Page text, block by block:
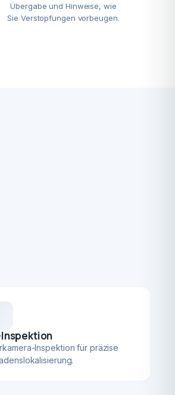
Übergabe und Hinweise, wie
Sie Verstopfungen vorbeugen.
Inspektion
Inspektion für präzise